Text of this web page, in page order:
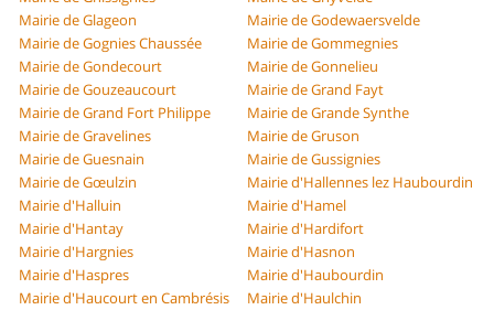
Mairie de Glageon
Mairie de Godewaersvelde
Mairie de Gognies Chaussée
Mairie de Gommegnies
Mairie de Gondecourt
Mairie de Gonnelieu
Mairie de Gouzeaucourt
Mairie de Grand Fayt
Mairie de Grand Fort Philippe
Mairie de Grande Synthe
Mairie de Gravelines
Mairie de Gruson
Mairie de Guesnain
Mairie de Gussignies
Mairie de Gœulzin
Mairie d'Hallennes lez Haubourdin
Mairie d'Halluin
Mairie d'Hamel
Mairie d'Hantay
Mairie d'Hardifort
Mairie d'Hargnies
Mairie d'Hasnon
Mairie d'Haspres
Mairie d'Haubourdin
Mairie d'Haucourt en Cambrésis
Mairie d'Haulchin